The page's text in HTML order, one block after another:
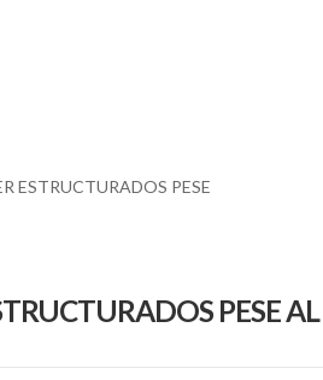
ESTRUCTURADOS PESE
PESE